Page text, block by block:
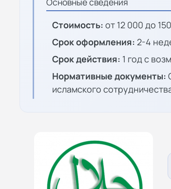
Стоимость: от 12 000 до
Срок оформления: 2-4
Срок действия: 1 год с
Нормативные документы:
исламского